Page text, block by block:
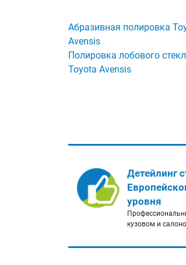
Абразивная полировка
Avensis
Полировка лобового
Toyota Avensis
Детейлинг
уровня
кузовом и